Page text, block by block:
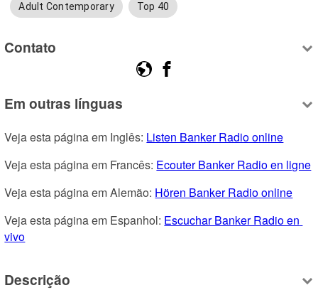
Adult Contemporary Top 40
Contato
Em outras línguas
Veja esta página em Inglês: Listen Banker Radio online
Veja esta página em Francês: Ecouter Banker Radio en ligne
Veja esta página em Alemão: Hören Banker Radio online
Veja esta página em Espanhol: Escuchar Banker Radio en
vivo
Descrição